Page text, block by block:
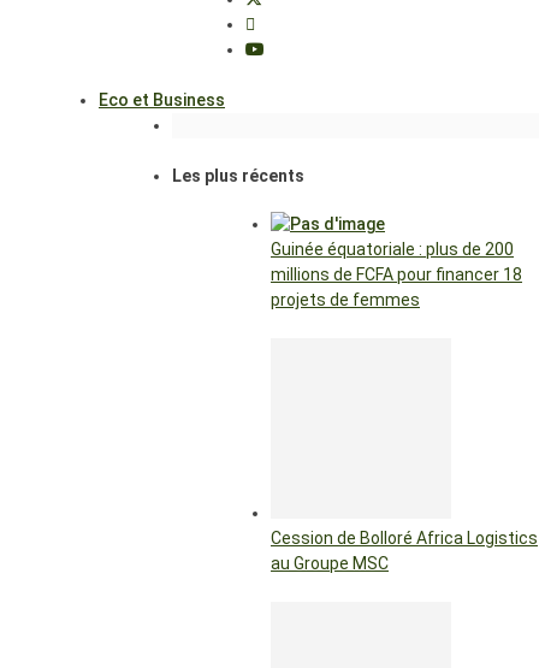
Eco et Business
Les plus récents
Guinée équatoriale : plus de 200
millions de FCFA pour financer 18
projets de femmes
Cession de Bolloré Africa Logistics
au Groupe MSC